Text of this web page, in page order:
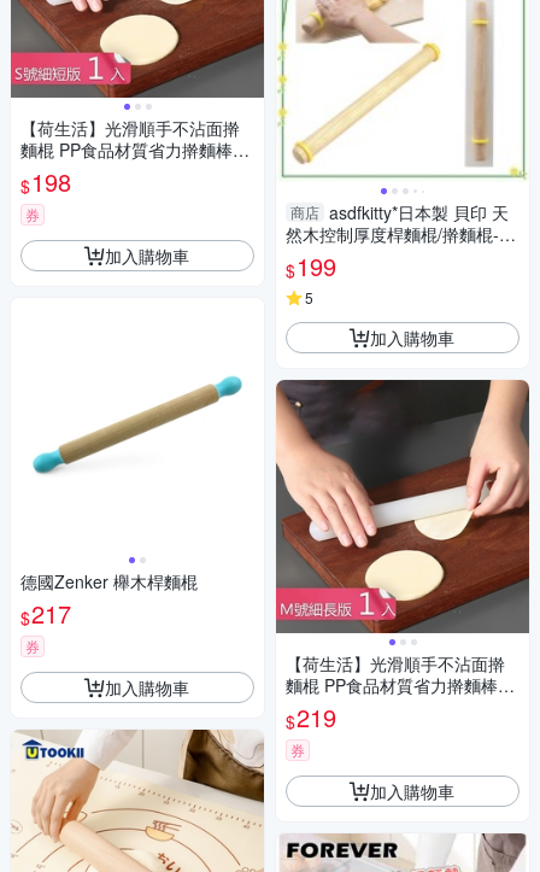
【荷生活】光滑順手不沾面擀
麵棍 PP食品材質省力擀麵棒-
細短版1入組
$198
券
加入購物車
德國Zenker 櫸木桿麵棍
$217
券
加入購物車
商店 asdfkitty*日本製 貝印 天
然木控制厚度桿麵棍/擀麵棍-可
固定麵團厚度-餅乾標準厚度-黃
色控制圈可拆
$199
5
加入購物車
【荷生活】光滑順手不沾面擀
麵棍 PP食品材質省力擀麵棒-
細長版1入組
$219
券
加入購物車